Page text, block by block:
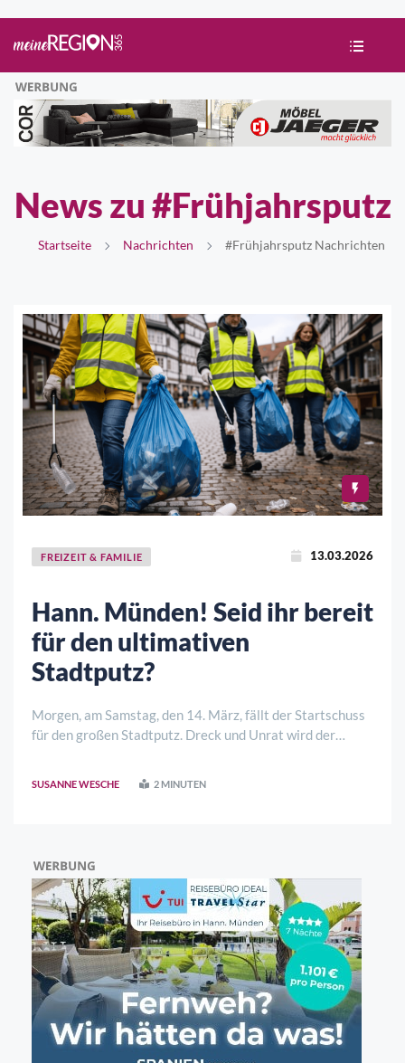
News zu #Frühjahrsputz
Startseite Nachrichten #Frühjahrsputz Nachrichten
FREIZEIT & FAMILIE 13.03.2026
Hann. Münden! Seid ihr bereit
für den ultimativen
Stadtputz?
Morgen, am Samstag, den 14. März, fällt der Startschuss
für den großen Stadtputz. Dreck und Unrat wird der
zum Strahlen zu bringen.Mission: ..
SUSANNE WESCHE 2 MINUTEN